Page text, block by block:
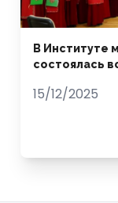
В Институте
состоялась
15/12/2025